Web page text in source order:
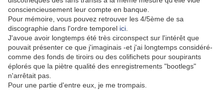
consciencieusement leur compte en banque.
Pour mémoire, vous pouvez retrouver les 4/5ème de sa
discographie dans l'ordre temporel ici
J'avoue avoir longtemps été très circonspect sur l'intérêt que
pouvait présenter ce que j'imaginais -et j'ai longtemps considéré-
comme des fonds de tiroirs ou des colifichets pour soupirants
éplorés que la piètre qualité des enregistrements "bootlegs"
n'arrêtait pas.
Pour une partie d'entre eux, je me trompais.